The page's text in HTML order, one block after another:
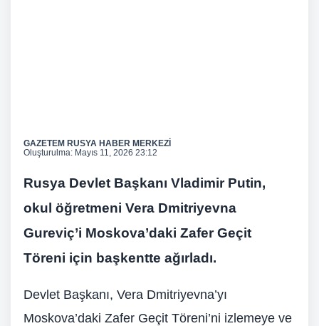
GAZETEM RUSYA HABER MERKEZİ
Oluşturulma: Mayıs 11, 2026 23:12
Rusya Devlet Başkanı Vladimir Putin,
okul öğretmeni Vera Dmitriyevna
Gureviç’i Moskova’daki Zafer Geçit
Töreni için başkentte ağırladı.
Devlet Başkanı, Vera Dmitriyevna’yı
Moskova’daki Zafer Geçit Töreni’ni izlemeye ve